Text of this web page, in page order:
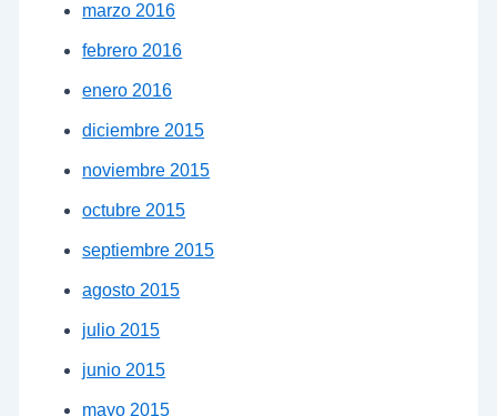
marzo 2016
febrero 2016
enero 2016
diciembre 2015
noviembre 2015
octubre 2015
septiembre 2015
agosto 2015
julio 2015
junio 2015
mayo 2015